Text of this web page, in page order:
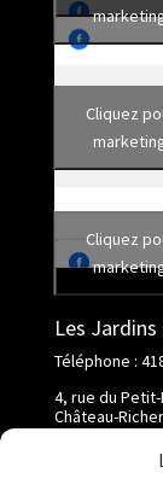
Cliquez
Cliquez
Les
Téléphone :
4, rue du
Château-